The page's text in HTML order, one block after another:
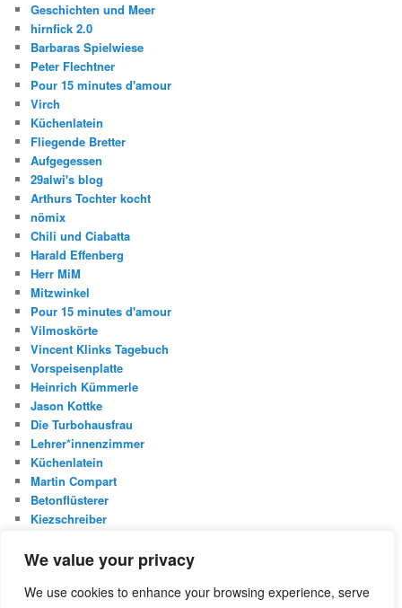
We value your privacy
We use cookies to enhance your browsing experience, serve
Geschichten und Meer
hirnfick 2.0
Barbaras Spielwiese
Peter Flechtner
Pour 15 minutes d'amour
Virch
Küchenlatein
Fliegende Bretter
Aufgegessen
29alwi's blog
Arthurs Tochter kocht
nömix
Chili und Ciabatta
Harald Effenberg
Herr MiM
Mitzwinkel
Pour 15 minutes d'amour
Vilmoskörte
Vincent Klinks Tagebuch
Vorspeisenplatte
Heinrich Kümmerle
Jason Kottke
Die Turbohausfrau
Lehrer*innenzimmer
Küchenlatein
Martin Compart
Betonflüsterer
Kiezschreiber
u